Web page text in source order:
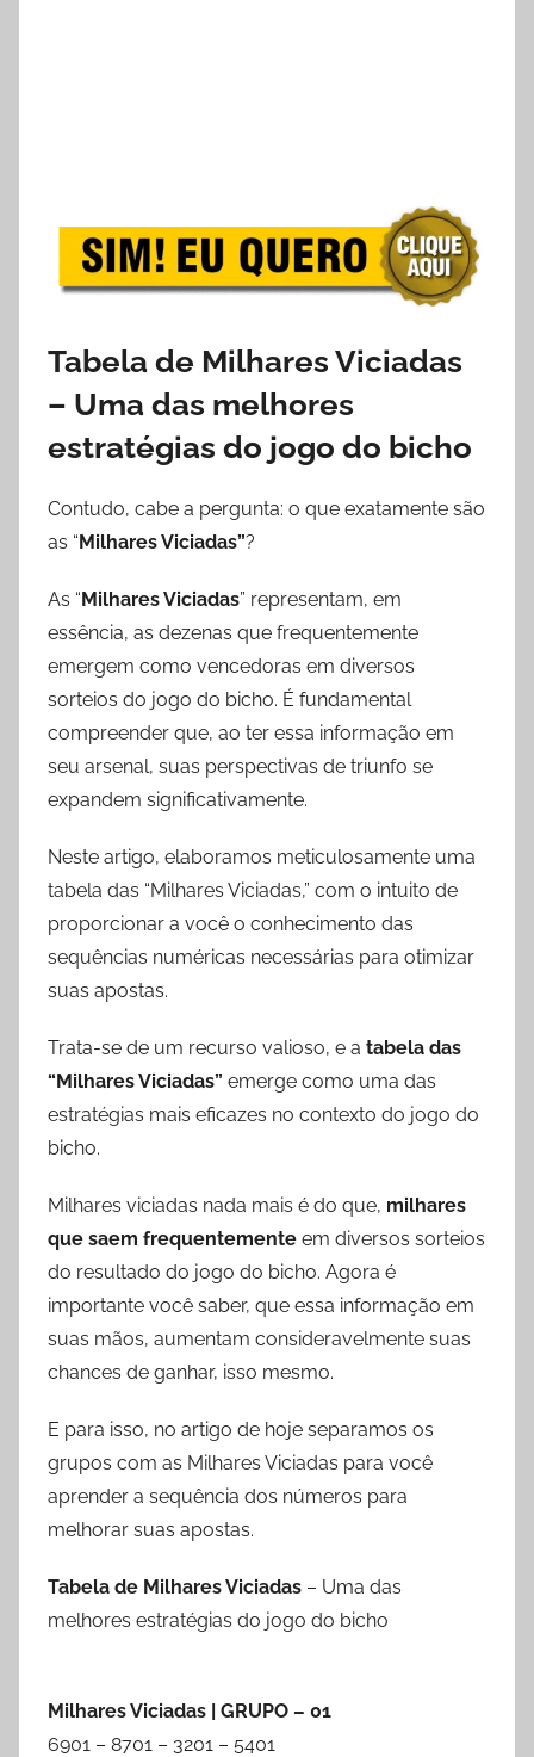
Tabela de Milhares Viciadas
– Uma das melhores
estratégias do jogo do bicho
Contudo, cabe a pergunta: o que exatamente são
as “Milhares Viciadas”?
As “Milhares Viciadas” representam, em
essência, as dezenas que frequentemente
emergem como vencedoras em diversos
sorteios do jogo do bicho. É fundamental
compreender que, ao ter essa informação em
seu arsenal, suas perspectivas de triunfo se
expandem significativamente.
Neste artigo, elaboramos meticulosamente uma
tabela das “Milhares Viciadas,” com o intuito de
proporcionar a você o conhecimento das
sequências numéricas necessárias para otimizar
suas apostas.
Trata-se de um recurso valioso, e a tabela das
“Milhares Viciadas” emerge como uma das
estratégias mais eficazes no contexto do jogo do
bicho.
Milhares viciadas nada mais é do que, milhares
que saem frequentemente em diversos sorteios
do resultado do jogo do bicho. Agora é
importante você saber, que essa informação em
suas mãos, aumentam consideravelmente suas
chances de ganhar, isso mesmo.
E para isso, no artigo de hoje separamos os
grupos com as Milhares Viciadas para você
aprender a sequência dos números para
melhorar suas apostas.
Tabela de Milhares Viciadas – Uma das
melhores estratégias do jogo do bicho
Milhares Viciadas | GRUPO – 01
6901 – 8701 – 3201 – 5401